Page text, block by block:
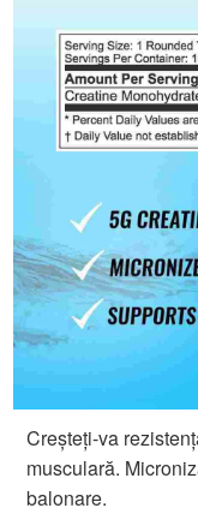
Creșteți-va
musculară.
balonare.